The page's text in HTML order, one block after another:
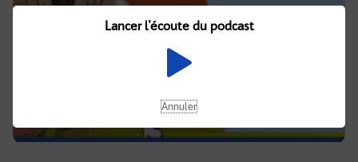
Lancer l'écoute du podcast
Annuler